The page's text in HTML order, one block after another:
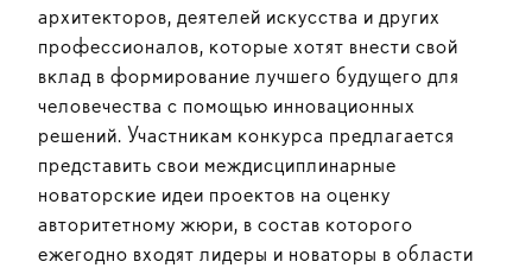
архитекторов, деятелей искусства и других
профессионалов, которые хотят внести свой
вклад в формирование лучшего будущего для
человечества с помощью инновационных
решений. Участникам конкурса предлагается
представить свои междисциплинарные
новаторские идеи проектов на оценку
авторитетному жюри, в состав которого
ежегодно входят лидеры и новаторы в области